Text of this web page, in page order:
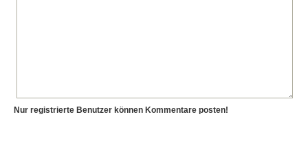
Nur registrierte Benutzer können Kommentare posten!